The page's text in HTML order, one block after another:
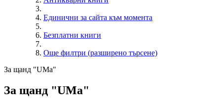
Единични за сайта към момента
Безплатни книги
Още филтри (разширено търсене)
За щанд "UMa"
За щанд "UMa"